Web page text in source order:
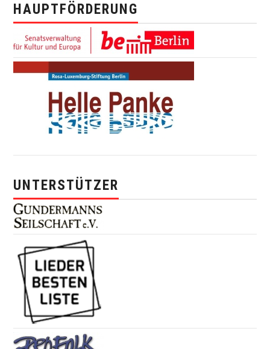
HAUPTFÖRDERUNG
UNTERSTÜTZER